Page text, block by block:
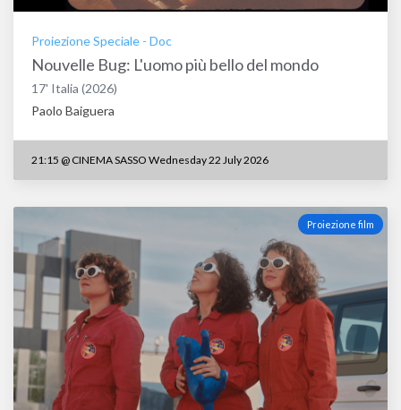
Proiezione Speciale - Doc
Nouvelle Bug: L'uomo più bello del mondo
17' Italia (2026)
Paolo Baiguera
21:15 @ CINEMA SASSO Wednesday 22 July 2026
Proiezione film